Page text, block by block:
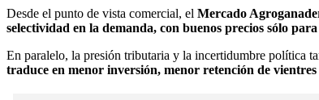
Desde el punto de vista comercial, el Mercado
selectividad en la demanda, con buenos precios sólo
En paralelo, la presión tributaria y la incertidumbre política
traduce en menor inversión, menor retención de